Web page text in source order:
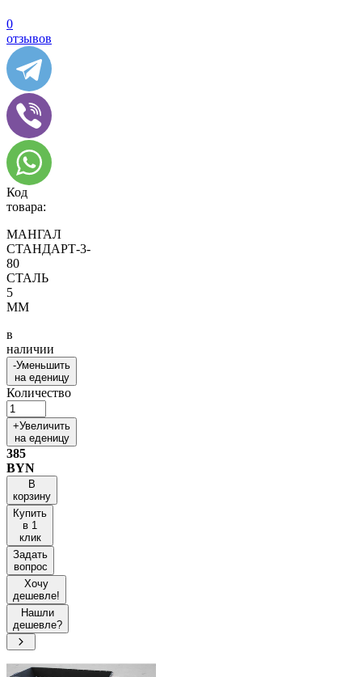
0
отзывов
Код
товара:
МАНГАЛ
СТАНДАРТ-3-
80
СТАЛЬ
5
ММ
в
наличии
-Уменьшить
на еденицу
Количество
+Увеличить
на еденицу
385
BYN
В
корзину
Купить
в 1
клик
Задать
вопрос
Хочу
дешевле!
Нашли
дешевле?